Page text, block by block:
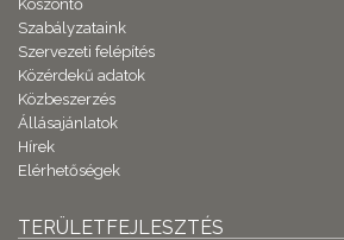
Köszöntő
Szabályzataink
Szervezeti felépítés
Közérdekű adatok
Közbeszerzés
Állásajánlatok
Hírek
Elérhetőségek
TERÜLETFEJLESZTÉS